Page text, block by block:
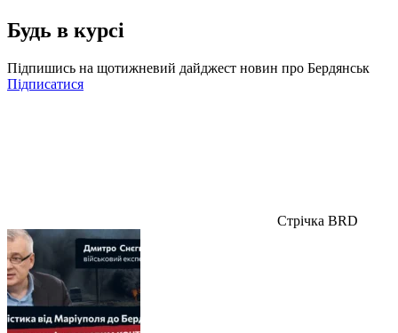
Будь в курсі
Підпишись на щотижневий дайджест новин про Бердянськ
Підписатися
Стрічка BRD